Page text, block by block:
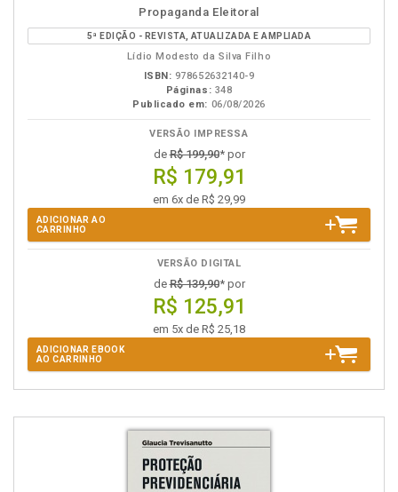
disponível
em
eBook
Disponível
na
B.V.
páginas
Propaganda Eleitoral
5ª EDIÇÃO - REVISTA, ATUALIZADA E AMPLIADA
Lídio Modesto da Silva Filho
ISBN: 978652632140-9
Páginas: 348
Publicado em: 06/08/2026
VERSÃO IMPRESSA
deR$ 199,90* por
R$ 179,91
em 6x de R$ 29,99
ADICIONAR AO
CARRINHO
VERSÃO DIGITAL
deR$ 139,90* por
R$ 125,91
em 5x de R$ 25,18
ADICIONAR EBOOK
AO CARRINHO